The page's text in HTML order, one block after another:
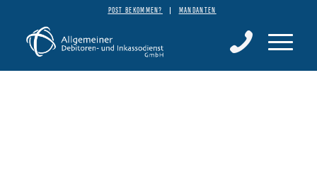
POST BEKOMMEN? MANDANTEN